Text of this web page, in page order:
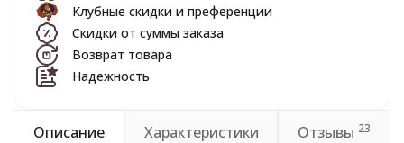
Клубные скидки и преференции
Скидки от суммы заказа
Возврат товара
Надежность
Описание Характеристики Отзывы 23